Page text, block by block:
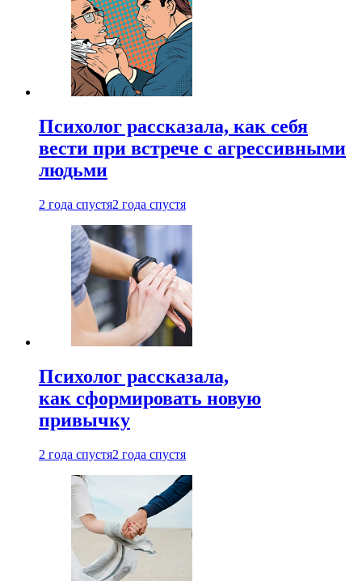
Психолог рассказала, как себя
вести при встрече с агрессивными
людьми
2 года спустя2 года спустя
Психолог рассказала,
как сформировать новую
привычку
2 года спустя2 года спустя